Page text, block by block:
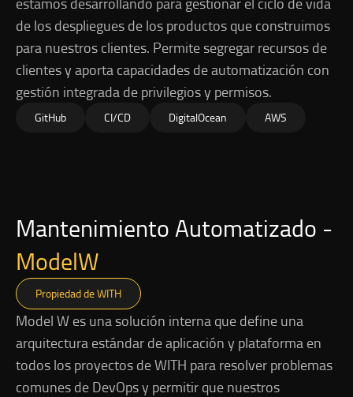
de los despliegues de los productos que construimos
para nuestros clientes. Permite segregar recursos de
clientes y aporta capacidades de automatización con
gestión integrada de privilegios y permisos.
GitHub CI/CD DigitalOcean AWS
Mantenimiento Automatizado -
ModelW
Propiedad de WITH
Model W es una solución interna que define una
arquitectura estándar de aplicación y plataforma en
todos los proyectos de WITH para resolver problemas
comunes de DevOps y permitir que nuestros